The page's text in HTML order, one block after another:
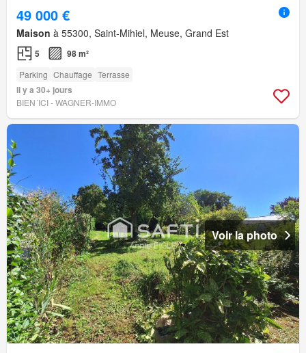
49 000 €
Maison à 55300, Saint-Mihiel, Meuse, Grand Est
5 98 m²
Parking Chauffage Terrasse
Il y a 30+ jours
BIEN´ICI - WAGNER-IMMO
Voir la photo